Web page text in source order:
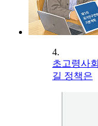
4.
초고령사
길 정책은